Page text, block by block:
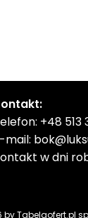
+48 513
mail:
w dni
by Tabelaofert.pl